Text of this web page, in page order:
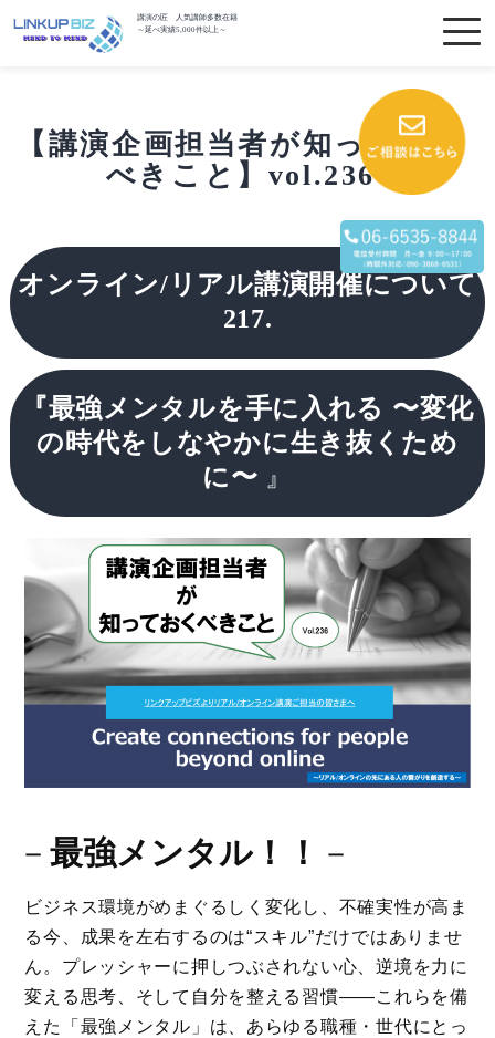
講演の匠 人気講師多数在籍
～延べ実績5,000件以上～
【講演企画担当者が知っておく
べきこと】vol.236
オンライン/リアル講演開催について
217.
『最強メンタルを手に入れる 〜変化
の時代をしなやかに生き抜くため
に〜 』
－ 最強メンタル！！ －
ビジネス環境がめまぐるしく変化し、不確実性が高ま
る今、成果を左右するのは“スキル”だけではありませ
ん。プレッシャーに押しつぶされない心、逆境を力に
変える思考、そして自分を整える習慣――これらを備
えた「最強メンタル」は、あらゆる職種・世代にとっ